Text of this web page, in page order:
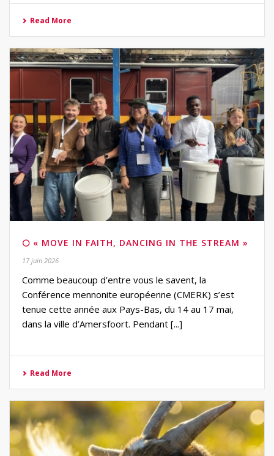
Read More
🌕 « MOVE IN FAITH, DANCING IN THE STREAM »
17 juin 2026
Comme beaucoup d’entre vous le savent, la
Conférence mennonite européenne (CMERK) s’est
tenue cette année aux Pays-Bas, du 14 au 17 mai,
dans la ville d’Amersfoort. Pendant [...]
Read More